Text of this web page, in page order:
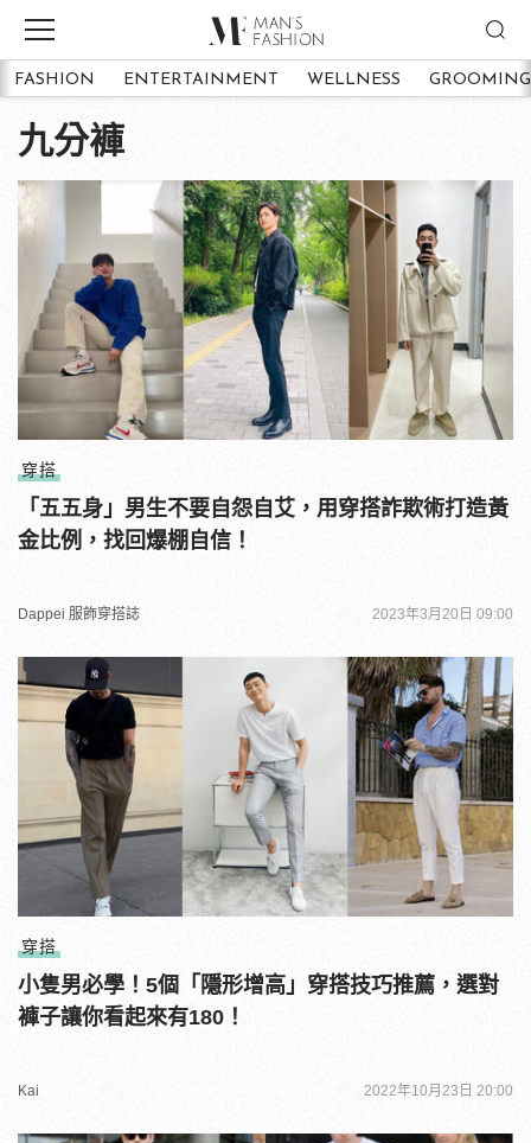
FASHION ENTERTAINMENT WELLNESS GROOMING
九分褲
穿搭
「五五身」男生不要自怨自艾，用穿搭詐欺術打造黃
金比例，找回爆棚自信！
Dappei 服飾穿搭誌 2023年3月20日 09:00
穿搭
小隻男必學！5個「隱形增高」穿搭技巧推薦，選對
褲子讓你看起來有180！
Kai 2022年10月23日 20:00